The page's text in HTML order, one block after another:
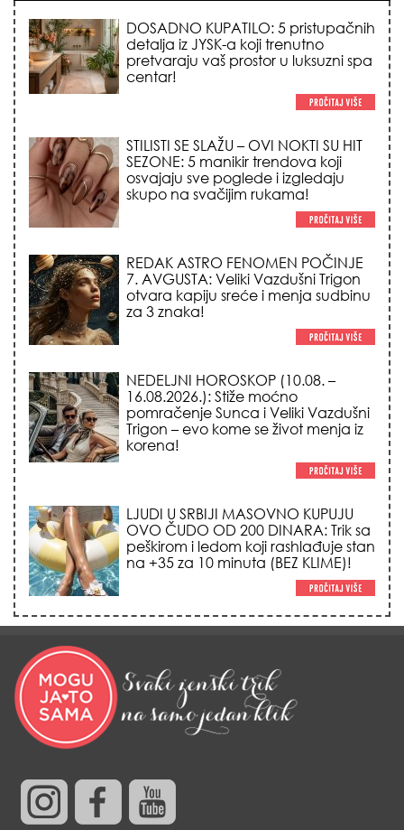
STILISTI SE SLAŽU – OVI NOKTI SU HIT
SEZONE: 5 manikir trendova koji
osvajaju sve poglede i izgledaju
skupo na svačijim rukama!
REDAK ASTRO FENOMEN POČINJE
7. AVGUSTA: Veliki Vazdušni Trigon
otvara kapiju sreće i menja sudbinu
za 3 znaka!
NEDELJNI HOROSKOP (10.08. –
16.08.2026.): Stiže moćno
pomračenje Sunca i Veliki Vazdušni
Trigon – evo kome se život menja iz
LJUDI U SRBIJI MASOVNO KUPUJU
OVO ČUDO OD 200 DINARA: Trik sa
peškirom i ledom koji rashlađuje stan
na +35 za 10 minuta (BEZ KLIME)!
TRIK SA CRVENIM NOVČANIKOM I
LOVOROVIM LISTOM: Stari ritual
privlačenja novca koji treba uraditi
baš tokom sezone Lava!
0 dinara, a sve je blistalo i mirisalo
danima!
kamilicom koji pegla bore, briše
nadutost i vraća sjaj licu za 3
minuta!